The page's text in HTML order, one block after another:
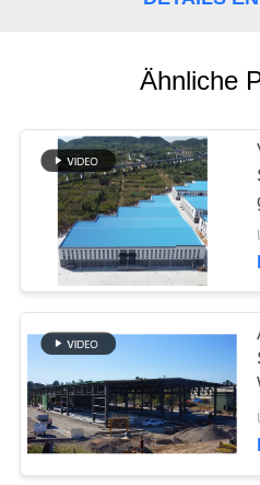
STÖRUNGS-
LÖSUNG
BLOG
SITEMAP
PRIVACY
POLICY
Ähnliche